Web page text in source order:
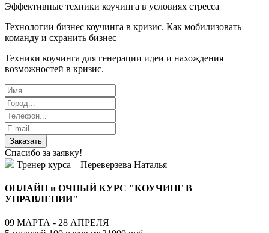
Эффективные техники коучинга в условиях стресса
Технологии бизнес коучинга в кризис. Как мобилизовать
команду и схранить бизнес
Техники коучинга для генерации идеи и нахождения
возможностей в кризис.
Заказать
Спасибо за заявку!
Тренер курса – Переверзева Наталья
ОНЛАЙН и ОЧНЫЙ КУРС "КОУЧИНГ В
УПРАВЛЕНИИ"
09 МАРТА - 28 АПРЕЛЯ